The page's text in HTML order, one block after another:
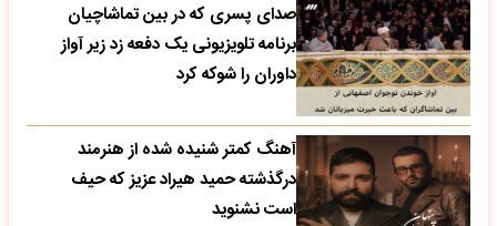
صدای پسری که در بین تماشاچیان
برنامه تلویزیونی یک دفعه زد زیر آواز
داوران را شوکه کرد
آهنگ کمتر شنیده شده از هنرمند
درگذشته حمید هیراد عزیز که حیف
است نشنوید